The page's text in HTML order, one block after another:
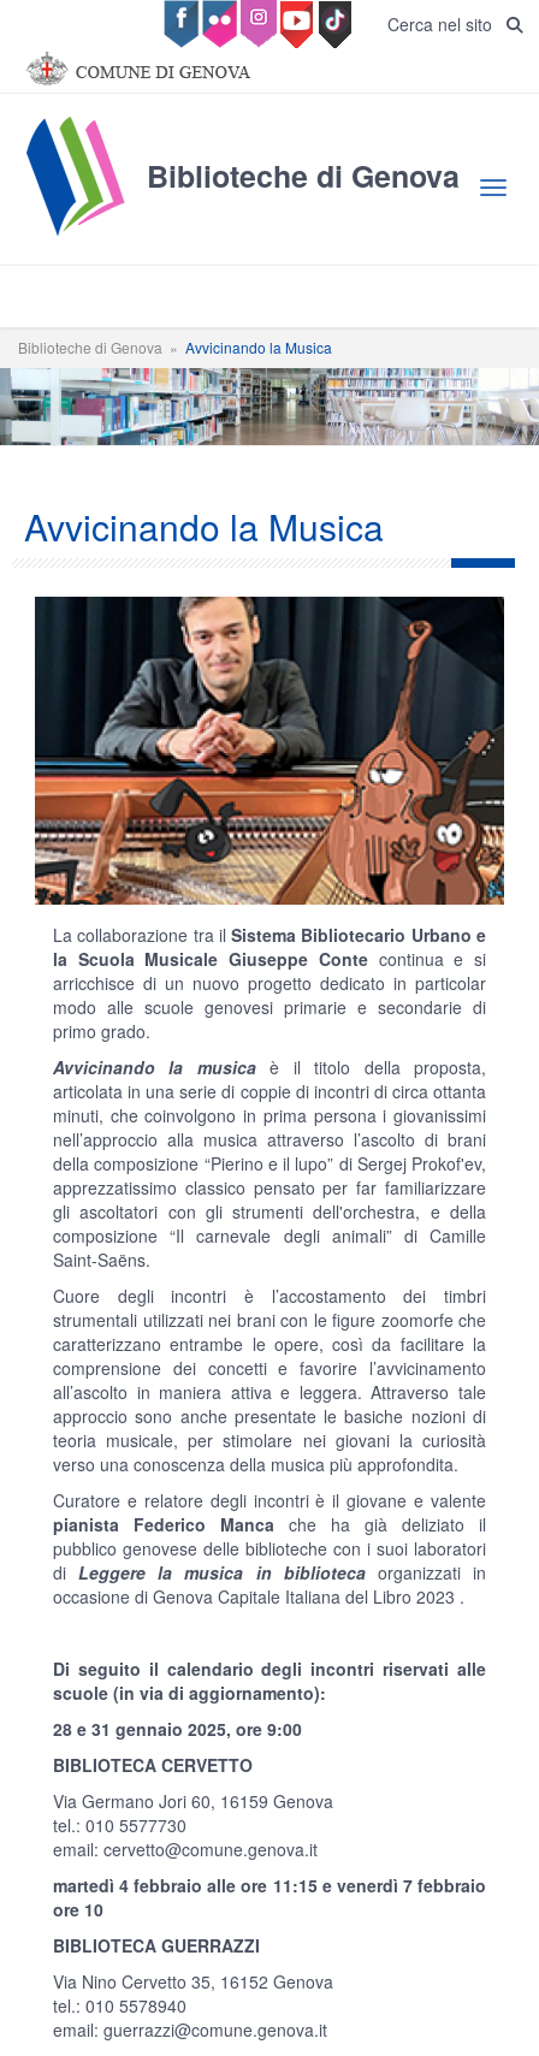
Salta al contenuto principale Cerca nel sito
Biblioteche di Genova
Biblioteche di Genova » Avvicinando la Musica
Avvicinando la Musica
La collaborazione tra ilSistema Bibliotecario Urbano e
la Scuola Musicale Giuseppe Contecontinua e si
arricchisce di un nuovo progetto dedicato in particolar
modo alle scuole genovesi primarie e secondarie di
primo grado.
Avvicinando la musicaè il titolo della proposta,
articolata in una serie di coppie di incontri di circa ottanta
minuti, che coinvolgono in prima persona i giovanissimi
nell’approccio alla musica attraverso l’ascolto di brani
della composizione “Pierino e il lupo” di Sergej Prokof'ev,
apprezzatissimo classico pensato per far familiarizzare
gli ascoltatori con gli strumenti dell'orchestra, e della
composizione “Il carnevale degli animali” di Camille
Saint-Saëns.
Cuore degli incontri è l’accostamento dei timbri
strumentali utilizzati nei brani con le figure zoomorfe che
caratterizzano entrambe le opere, così da facilitare la
comprensione dei concetti e favorire l’avvicinamento
all’ascolto in maniera attiva e leggera. Attraverso tale
approccio sono anche presentate le basiche nozioni di
teoria musicale, per stimolare nei giovani la curiosità
verso una conoscenza della musica più approfondita.
Curatore e relatore degli incontri è il giovane e valente
pianista
Federico Manca che ha già deliziato il
pubblico genovese delle biblioteche con i suoi laboratori
diLeggere la musica in bibliotecaorganizzati in
occasione di Genova Capitale Italiana del Libro 2023 .
Di seguito il calendario degli incontri riservati alle
scuole (in via di aggiornamento):
28 e 31 gennaio 2025, ore 9:00
BIBLIOTECA CERVETTO
Via Germano Jori 60, 16159 Genova
tel.: 010 5577730
email: cervetto@comune.genova.it
martedì 4 febbraio alle ore 11:15 e venerdì 7 febbraio
ore 10
BIBLIOTECA GUERRAZZI
Via Nino Cervetto 35, 16152 Genova
tel.: 010 5578940
email: guerrazzi@comune.genova.it